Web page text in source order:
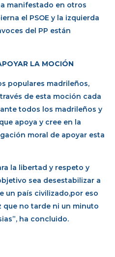
manifestado en otros
el PSOE y la izquierda
del PP están
LA MOCIÓN
populares madrileños,
de esta moción cada
todos los madrileños y
apoya y cree en la
moral de apoyar esta
la libertad y respeto y
sea desestabilizar a
un país civilizado,por eso
que no tarde ni un minuto
ha concluido.